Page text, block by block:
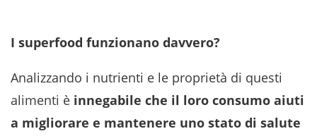
I superfood funzionano davvero?
Analizzando i nutrienti e le proprietà di questi
alimenti è innegabile che il loro consumo aiuti
a migliorare e mantenere uno stato di salute